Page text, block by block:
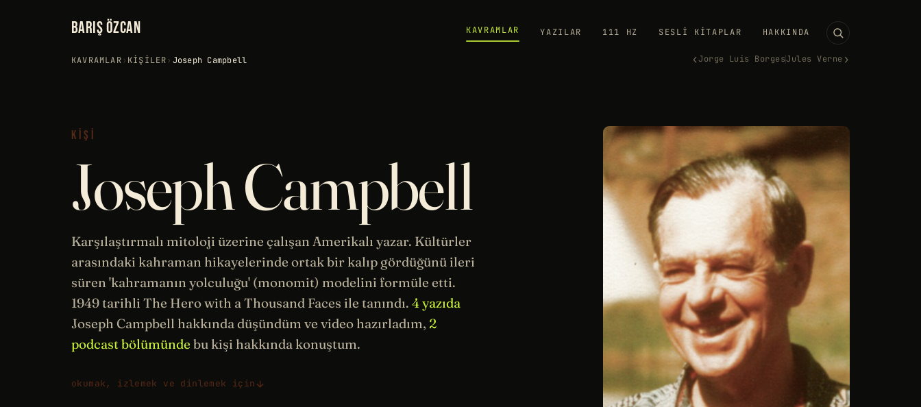
BARIŞ ÖZCAN KAVRAMLAR YAZILAR 111 HZ SESLI KITAPLAR HAKKINDA
KAVRAMLAR› KIŞILER› Joseph Campbell ‹Jorge Luis BorgesJules Verne ›
KIŞI
Joseph Campbell
Karşılaştırmalı mitoloji üzerine çalışan Amerikalı yazar. Kültürler
arasındaki kahraman hikayelerinde ortak bir kalıp gördüğünü ileri
süren 'kahramanın yolculuğu' (monomit) modelini formüle etti.
1949tarihli The Hero with a Thousand Faces ile tanındı. 4 yazıda
Joseph Campbell hakkında düşündüm ve video hazırladım, 2
podcast bölümünde bu kişi hakkında konuştum.
okumak, izlemek ve dinlemek için